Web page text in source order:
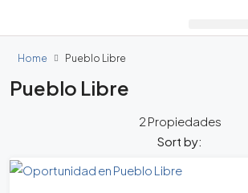
Home Pueblo Libre
Pueblo Libre
2 Propiedades
Sort by: